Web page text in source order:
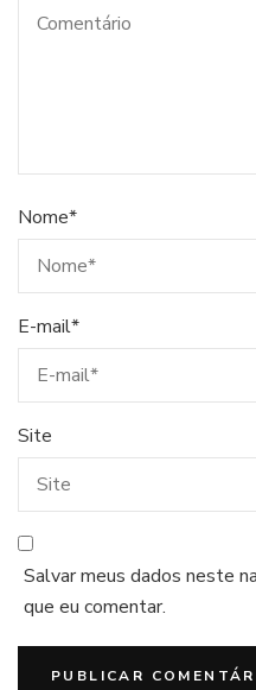
Nome*
E-mail*
Site
Salvar meus dados neste
que eu comentar.